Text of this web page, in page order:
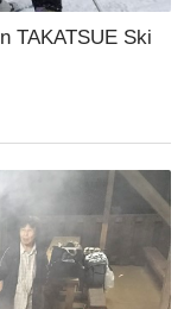
TAKATSUE Ski